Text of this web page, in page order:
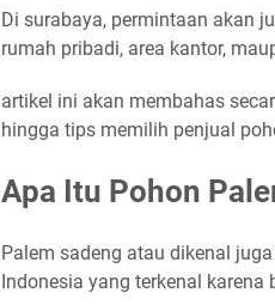
Di surabaya, permintaan akan
rumah pribadi, area kantor,
artikel ini akan membahas
hingga tips memilih penjual
Apa Itu Pohon
Palem sadeng atau dikenal
Indonesia yang terkenal